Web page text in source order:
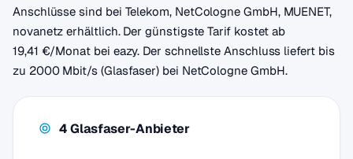
Anschlüsse sind bei Telekom, NetCologne GmbH, MUENET,
novanetz erhältlich. Der günstigste Tarif kostet ab
19,41 €/Monat bei eazy. Der schnellste Anschluss liefert bis
zu 2000 Mbit/s (Glasfaser) bei NetCologne GmbH.
4 Glasfaser-Anbieter